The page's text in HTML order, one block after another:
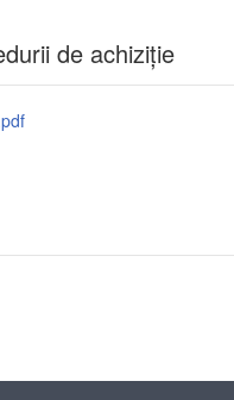
de achiziție